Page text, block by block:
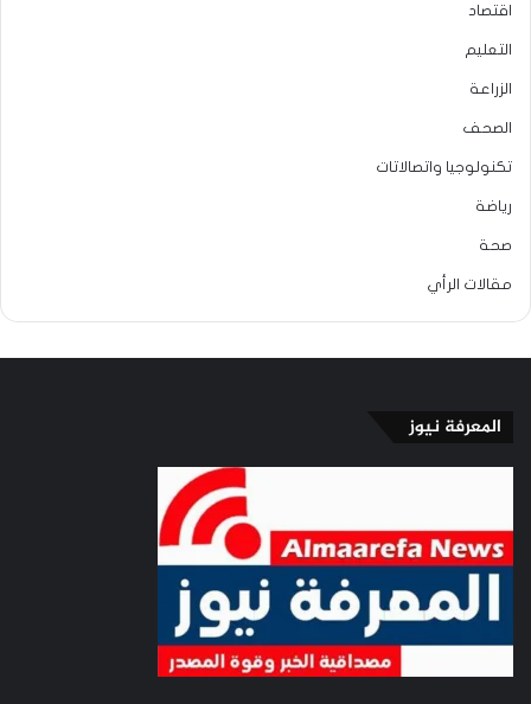
اقتصاد
التعليم
الزراعة
الصحف
تكنولوجيا واتصالاتات
رياضة
صحة
مقالات الرأي
المعرفة نيوز